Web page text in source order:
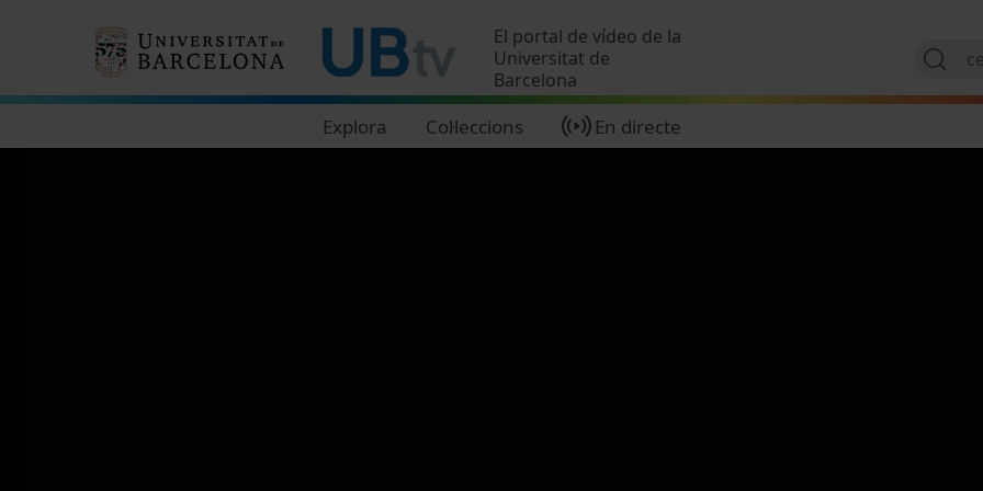
El portal de vídeo de la
Universitat de
Barcelona
Explora Col·leccions En directe